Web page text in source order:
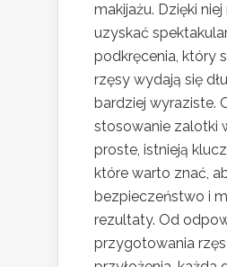
makijażu. Dzięki
uzyskać
podkręcenia, który
rzęsy wydają się
bardziej wyraziste.
stosowanie zalotki
proste, istnieją
które warto znać,
bezpieczeństwo i
rezultaty. Od
przygotowania